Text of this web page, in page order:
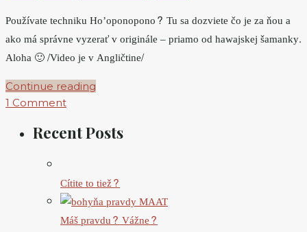
Používate techniku Ho’oponopono? Tu sa dozviete čo je za ňou a
ako má správne vyzerať v originále – priamo od hawajskej šamanky.
Aloha 🙂 /Video je v Angličtine/
Continue reading
1 Comment
Recent Posts
Cítite to tiež?
Máš pravdu? Vážne?